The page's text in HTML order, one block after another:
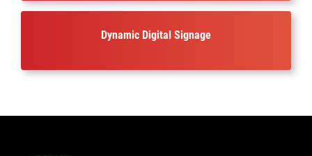
Dynamic Digital Signage